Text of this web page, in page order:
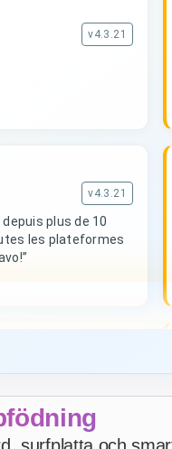
v4.3.21
v4.3.21
plus de 10
les plateformes
v4.3.21